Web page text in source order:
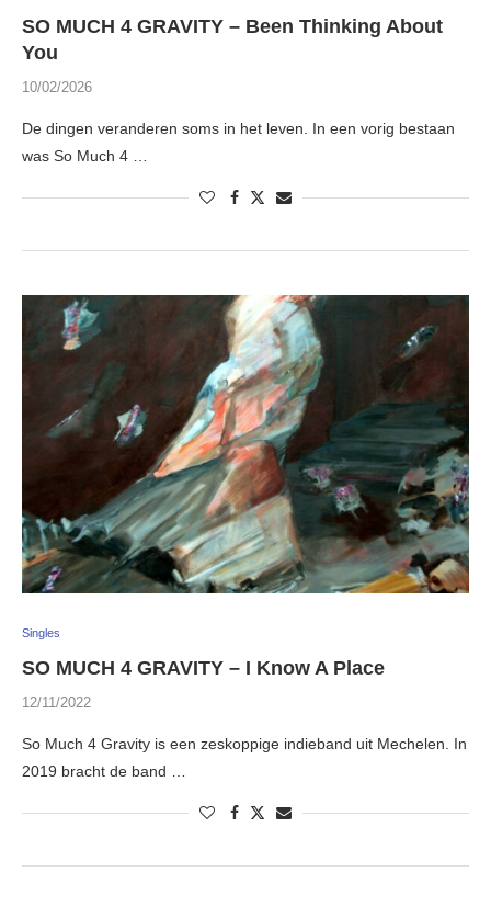
SO MUCH 4 GRAVITY – Been Thinking About
You
10/02/2026
De dingen veranderen soms in het leven. In een vorig bestaan
was So Much 4 …
Singles
SO MUCH 4 GRAVITY – I Know A Place
12/11/2022
So Much 4 Gravity is een zeskoppige indieband uit Mechelen. In
2019 bracht de band …